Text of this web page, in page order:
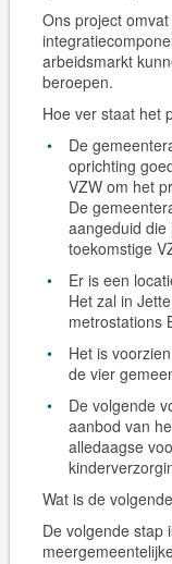
Ons project
arbeidsmarkt
beroepen.
Hoe ver staat het
De
oprichting
VZW om het
De
aangeduid
toekomstige
Er is een
Het zal in
metrostations
Het is
de vier
De volgende
aanbod van
alledaagse
Wat is de
De volgende stap